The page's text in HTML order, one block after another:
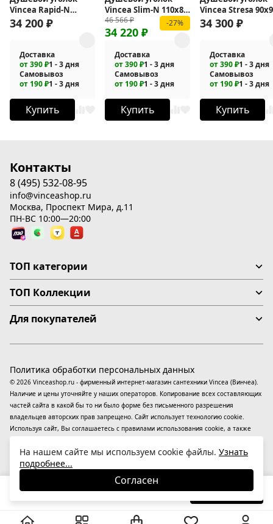
34 160₽ В корзину
Vincea Rapid-N
100x100 VSS-
34 200 ₽
Доставка
от 390 ₽1 - 3 дня
Самовывоз
от 190 ₽1 - 3 дня
Купить
Vincea Slim-N 110x80
VSR-4SN8011CLB
46 566₽
34 220 ₽
-27%
Доставка
от 390 ₽1 - 3 дня
Самовывоз
от 190 ₽1 - 3 дня
Купить
Vincea Stresa
VSP-1S900CLGM
34 300 ₽
Доставка
от 390 ₽1 - 3 дня
Самовывоз
от 190 ₽1 - 3 дня
Купить
Контакты
8 (495) 532-08-95
info@vinceashop.ru
Москва, Проспект Мира, д.11
ПН-ВС 10:00—20:00
ТОП категории
ТОП Коллекции
Для покупателей
© 2026 Vinceashop.ru - фирменный интернет-магазин сантехники Vincea (Винчеа).
Наличие и цены уточняйте у наших операторов. Копирование всех составляющих
частей сайта в какой бы то ни было форме без письменного разрешения
владельцев авторских прав запрещено. Сайт использует технологию cookie.
Используя сайт, Вы соглашаетесь с правилами использования cookie, а также
применяютсярекомендательные технологии(информационные технологии
предоставления информации на основе сбора, систематизации и анализа
сведений, относящихся к предпочтениям пользователей сети «Интернет»,
находящихся на территории Российской Федерации).
Политика обработки персональных данных
На нашем сайте мы используем cookie файлы. Узнать
подробнее...
Согласен